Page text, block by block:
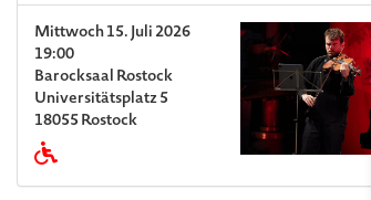
Mittwoch 15. Juli 2026
19:00
Barocksaal Rostock
Universitätsplatz 5
18055 Rostock